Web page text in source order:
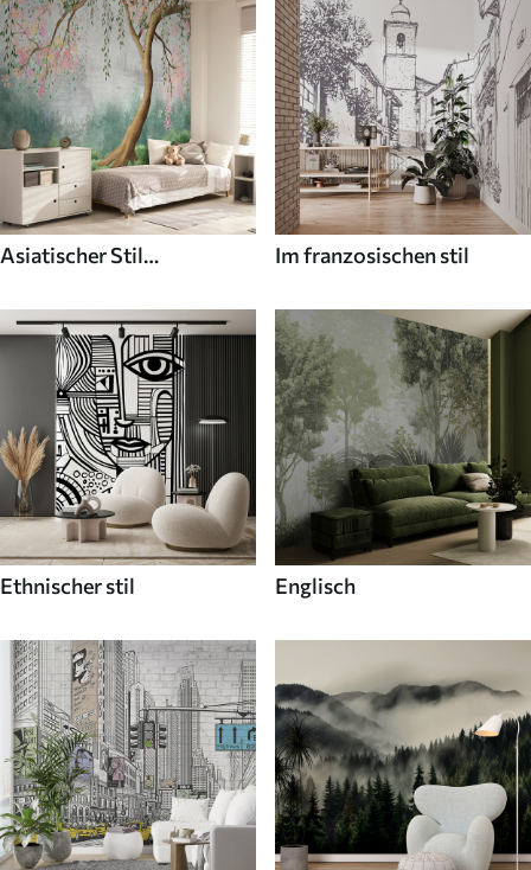
Asiatischer Stil
Im franzosischen stil
Ethnischer stil Englisch